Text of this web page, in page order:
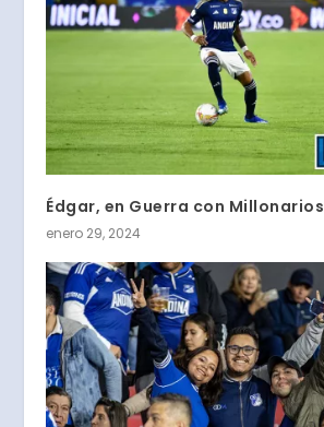
Édgar, en Guerra con Millonarios
enero 29, 2024